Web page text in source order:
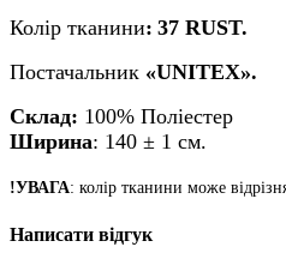
Колір тканини: 37 RUST.
Постачальник «UNITEX».
Склад: 100% Поліестер
Ширина: 140 ± 1 см.
!УВАГА: колір тканини може
Написати відгук